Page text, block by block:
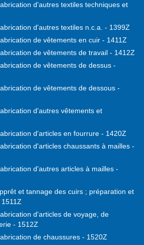
d'autres textiles techniques et
d'autres textiles n.c.a. - 1399Z
de vêtements en cuir - 1411Z
de vêtements de travail - 1412Z
de vêtements de dessus -
de vêtements de dessous -
d'autres vêtements et
d'articles en fourrure - 1420Z
d'articles chaussants à mailles -
d'autres articles à mailles -
et tannage des cuirs ; préparation et
d'articles de voyage, de
- 1512Z
de chaussures - 1520Z